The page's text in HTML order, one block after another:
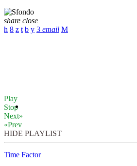
share close
3 email
Play
Stop
Next»
«Prev
HIDE PLAYLIST
Time Factor